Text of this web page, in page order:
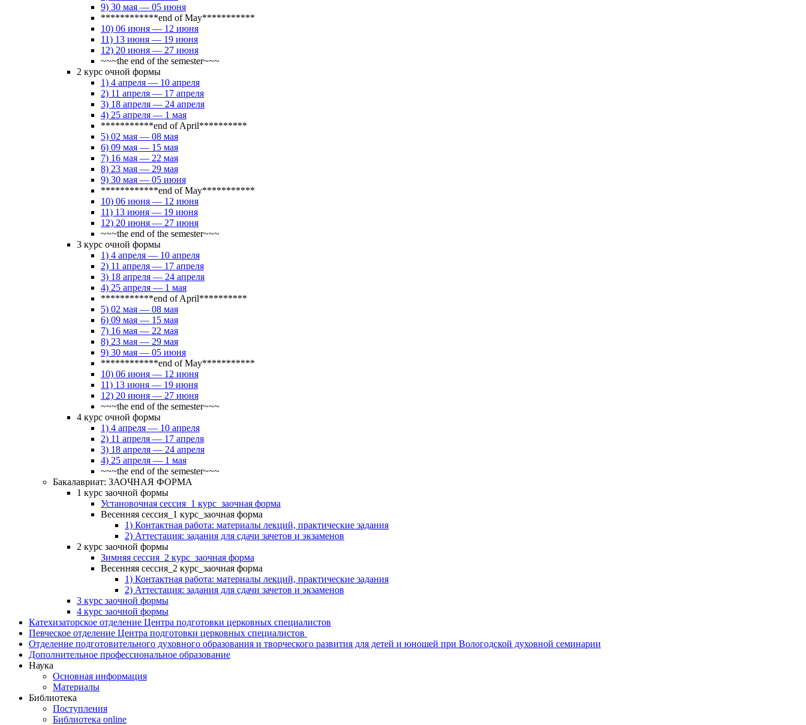
9) 30 мая — 05 июня
************end of May***********
10) 06 июня — 12 июня
11) 13 июня — 19 июня
12) 20 июня — 27 июня
~~~the end of the semester~~~
2 курс очной формы
1) 4 апреля — 10 апреля
2) 11 апреля — 17 апреля
3) 18 апреля — 24 апреля
4) 25 апреля — 1 мая
***********end of April**********
5) 02 мая — 08 мая
6) 09 мая — 15 мая
7) 16 мая — 22 мая
8) 23 мая — 29 мая
9) 30 мая — 05 июня
************end of May***********
10) 06 июня — 12 июня
11) 13 июня — 19 июня
12) 20 июня — 27 июня
~~~the end of the semester~~~
3 курс очной формы
1) 4 апреля — 10 апреля
2) 11 апреля — 17 апреля
3) 18 апреля — 24 апреля
4) 25 апреля — 1 мая
***********end of April**********
5) 02 мая — 08 мая
6) 09 мая — 15 мая
7) 16 мая — 22 мая
8) 23 мая — 29 мая
9) 30 мая — 05 июня
************end of May***********
10) 06 июня — 12 июня
11) 13 июня — 19 июня
12) 20 июня — 27 июня
~~~the end of the semester~~~
4 курс очной формы
1) 4 апреля — 10 апреля
2) 11 апреля — 17 апреля
3) 18 апреля — 24 апреля
4) 25 апреля — 1 мая
~~~the end of the semester~~~
Бакалавриат: ЗАОЧНАЯ ФОРМА
1 курс заочной формы
Установочная сессия_1 курс_заочная форма
Весенняя сессия_1 курс_заочная форма
1) Контактная работа: материалы лекций, практические задания
2) Аттестация: задания для сдачи зачетов и экзаменов
2 курс заочной формы
Зимняя сессия_2 курс_заочная форма
Весенняя сессия_2 курс_заочная форма
1) Контактная работа: материалы лекций, практические задания
2) Аттестация: задания для сдачи зачетов и экзаменов
3 курс заочной формы
4 курс заочной формы
Катехизаторское отделение Центра подготовки церковных специалистов
Певческое отделение Центра подготовки церковных специалистов
Отделение подготовительного духовного образования и творческого развития для детей и юношей при Вологодской духовной семинарии
Дополнительное профессиональное образование
Наука
Основная информация
Материалы
Библиотека
Поступления
Библиотека online